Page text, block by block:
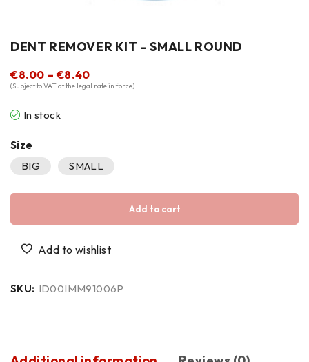
DENT REMOVER KIT – SMALL ROUND
€8.00 – €8.40
(Subject to VAT at the legal rate in force)
In stock
Size
BIG
SMALL
Add to cart
SKU: ID00IMM91006P